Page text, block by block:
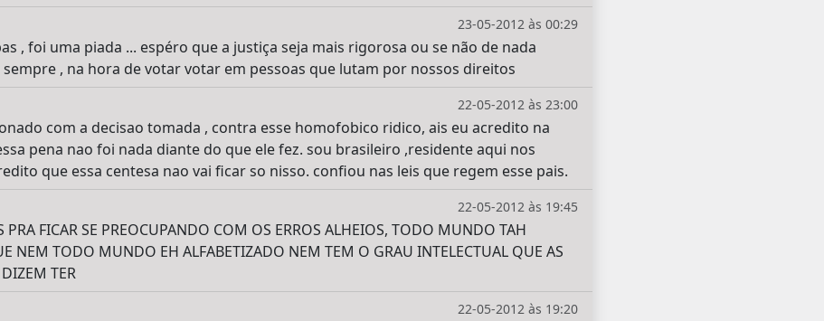
23-05-2012 às 00:29
, foi uma piada ... espéro que a justiça seja mais rigorosa ou se não de nada
, na hora de votar votar em pessoas que lutam por nossos direitos
22-05-2012 às 23:00
com a decisao tomada , contra esse homofobico ridico, ais eu acredito na
pena nao foi nada diante do que ele fez. sou brasileiro ,residente aqui nos
que essa centesa nao vai ficar so nisso. confiou nas leis que regem esse pais.
22-05-2012 às 19:45
FICAR SE PREOCUPANDO COM OS ERROS ALHEIOS, TODO MUNDO TAH
NEM TODO MUNDO EH ALFABETIZADO NEM TEM O GRAU INTELECTUAL QUE AS
TER
22-05-2012 às 19:20